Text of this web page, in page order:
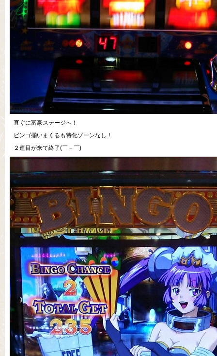
直ぐに富豪ステージへ！
ビンゴ揃いまくるも特化ゾーンなし！
２連目が来て終了(￣－￣)